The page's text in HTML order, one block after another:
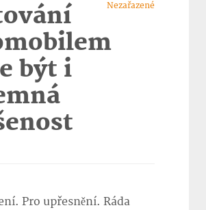
Nezařazené
být i
Pro upřesnění. Ráda